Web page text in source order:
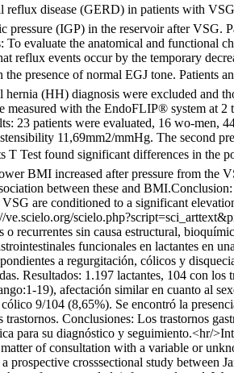
reflux disease (GERD) in patients with
pressure (IGP) in the reservoir after
evaluate the anatomical and
reflux events occur by the temporary
presence of normal EGJ tone.
(HH) diagnosis were excluded and
with the EndoFLIP® system at
23 patients were evaluated, 16 wo-
11,69mm2/mmHg. The second
T Test found significant differences in
BMI increased after pressure from the
between these and
are conditioned to a significant
ve.scielo.org/
recurrentes sin causa estructural,
funcionales en lactantes en
a regurgitación, cólicos y
Resultados: 1.197 lactantes, 104 con
19), afectación similar en cuanto al
9/104 (8,65%). Se encontró la
Conclusiones: Los trastornos
para su diagnóstico y seguimiento.<hr/
of consultation with a variable or
prospective crosssectional study